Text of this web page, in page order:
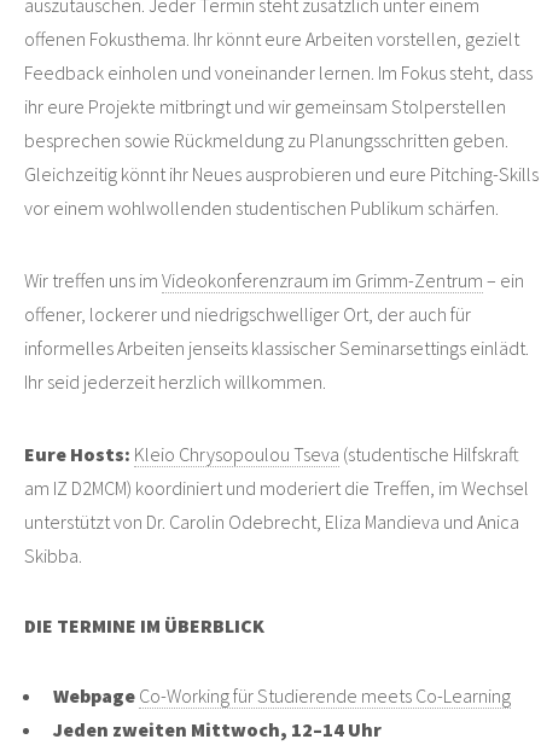
auszutauschen. Jeder Termin steht zusätzlich unter einem
offenen Fokusthema. Ihr könnt eure Arbeiten vorstellen, gezielt
Feedback einholen und voneinander lernen. Im Fokus steht, dass
ihr eure Projekte mitbringt und wir gemeinsam Stolperstellen
besprechen sowie Rückmeldung zu Planungsschritten geben.
Gleichzeitig könnt ihr Neues ausprobieren und eure Pitching-Skills
vor einem wohlwollenden studentischen Publikum schärfen.
Wir treffen uns im Videokonferenzraum im Grimm-Zentrum – ein
offener, lockerer und niedrigschwelliger Ort, der auch für
informelles Arbeiten jenseits klassischer Seminarsettings einlädt.
Ihr seid jederzeit herzlich willkommen.
Eure Hosts: Kleio Chrysopoulou Tseva (studentische Hilfskraft
am IZ D2MCM) koordiniert und moderiert die Treffen, im Wechsel
unterstützt von Dr. Carolin Odebrecht, Eliza Mandieva und Anica
Skibba.
DIE TERMINE IM ÜBERBLICK
Webpage Co-Working für Studierende meets Co-Learning
Jeden zweiten Mittwoch, 12–14 Uhr